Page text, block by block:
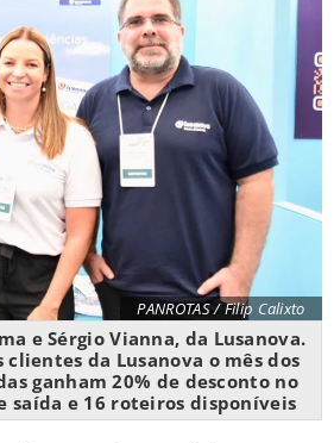
PANROTAS / Filip Calixto
e Sérgio Vianna, da Lusanova.
da Lusanova o mês dos
ganham 20% de desconto no
saída e 16 roteiros disponíveis